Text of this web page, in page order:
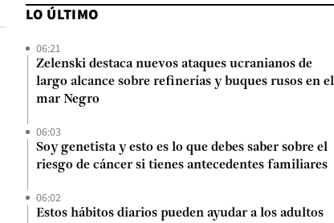
LO ÚLTIMO
06:21
Zelenski destaca nuevos ataques ucranianos de
largo alcance sobre refinerías y buques rusos en el
mar Negro
06:03
Soy genetista y esto es lo que debes saber sobre el
riesgo de cáncer si tienes antecedentes familiares
06:02
Estos hábitos diarios pueden ayudar a los adultos